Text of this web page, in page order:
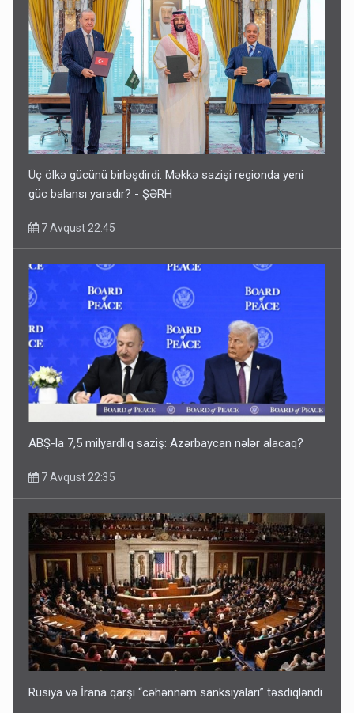
Üç ölkə gücünü birləşdirdi: Məkkə sazişi regionda yeni
güc balansı yaradır? - ŞƏRH
7 Avqust 22:45
ABŞ-la 7,5 milyardlıq saziş: Azərbaycan nələr alacaq?
7 Avqust 22:35
Rusiya və İrana qarşı “cəhənnəm sanksiyaları” təsdiqləndi